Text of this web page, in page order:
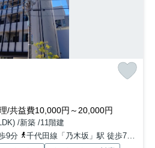
/共益費10,000円～20,000円
/新築 /11階建
9分
千代田線「乃木坂」駅 徒歩7分